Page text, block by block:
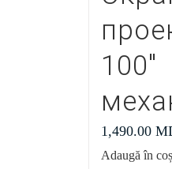
100″
1,490.00
Adaugă în coș